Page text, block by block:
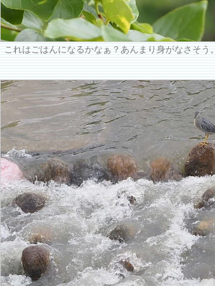
これはごはんになるかなぁ？あんまり身がなさそう。